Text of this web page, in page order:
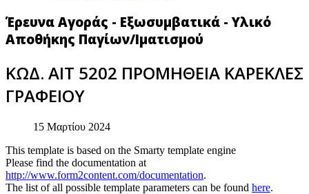
Έρευνα Αγοράς - Εξωσυμβατικά - Υλικό
Αποθήκης Παγίων/Ιματισμού
ΚΩΔ. ΑΙΤ 5202 ΠΡΟΜΗΘΕΙΑ ΚΑΡΕΚΛΕΣ
ΓΡΑΦΕΙΟΥ
15 Μαρτίου 2024
This template is based on the Smarty template engine
Please find the documentation at
http://www.form2content.com/documentation.
The list of all possible template parameters can be found here.